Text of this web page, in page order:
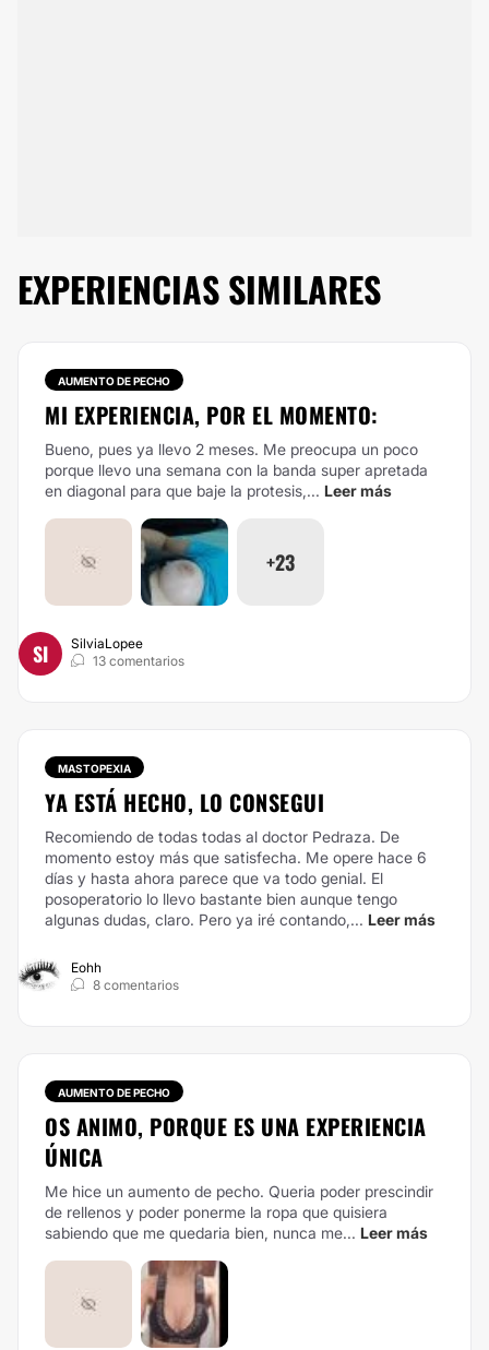
EXPERIENCIAS SIMILARES
AUMENTO DE PECHO
MI EXPERIENCIA, POR EL MOMENTO:
Bueno, pues ya llevo 2 meses. Me preocupa un poco
porque llevo una semana con la banda super apretada
en diagonal para que baje la protesis,... Leer más
+23
SI
SilviaLopee
13 comentarios
MASTOPEXIA
YA ESTÁ HECHO, LO CONSEGUI
Recomiendo de todas todas al doctor Pedraza. De
momento estoy más que satisfecha. Me opere hace 6
días y hasta ahora parece que va todo genial. El
posoperatorio lo llevo bastante bien aunque tengo
algunas dudas, claro. Pero ya iré contando,... Leer más
Eohh
8 comentarios
AUMENTO DE PECHO
OS ANIMO, PORQUE ES UNA EXPERIENCIA
ÚNICA
Me hice un aumento de pecho. Queria poder prescindir
de rellenos y poder ponerme la ropa que quisiera
sabiendo que me quedaria bien, nunca me... Leer más